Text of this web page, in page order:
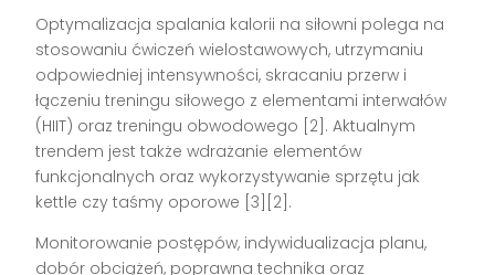
Optymalizacja spalania kalorii na siłowni polega na
stosowaniu ćwiczeń wielostawowych, utrzymaniu
odpowiedniej intensywności, skracaniu przerw i
łączeniu treningu siłowego z elementami interwałów
(HIIT) oraz treningu obwodowego [2]. Aktualnym
trendem jest także wdrażanie elementów
funkcjonalnych oraz wykorzystywanie sprzętu jak
kettle czy taśmy oporowe [3][2].
Monitorowanie postępów, indywidualizacja planu,
dobór obciążeń, poprawna technika oraz